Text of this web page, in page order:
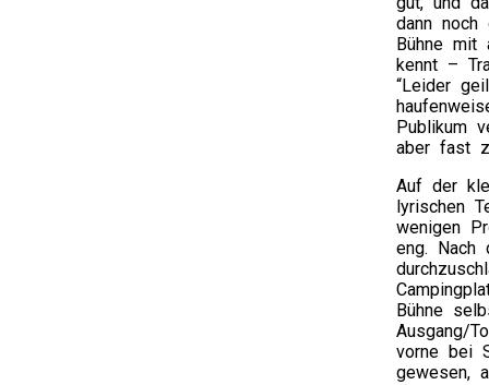
dann noch
Bühne mit
kennt –
“Leider
Publikum
aber fast
Auf der
lyrischen
wenigen
eng. Nach
Bühne
Ausgang/
vorne bei
gewesen,